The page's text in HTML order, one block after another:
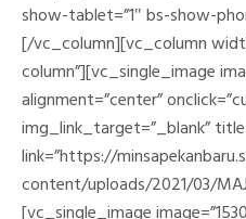
show-tablet=”1″ bs-show-
[/vc_column][vc_column
column”][vc_single_image
alignment=”center”
img_link_target=”_blank”
link=”https://
content/uploads/2021/03/